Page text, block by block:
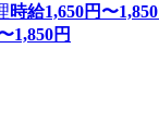
時給1,650円〜1,850
1,850円